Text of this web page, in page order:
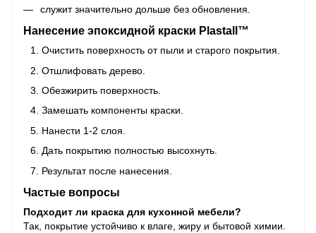
служит значительно дольше без обновления.
Нанесение эпоксидной краски Plastall™
Очистить поверхность от пыли и старого покрытия.
Отшлифовать дерево.
Обезжирить поверхность.
Замешать компоненты краски.
Нанести 1-2 слоя.
Дать покрытию полностью высохнуть.
Результат после нанесения.
Частые вопросы
Подходит ли краска для кухонной мебели?
Так, покрытие устойчиво к влаге, жиру и бытовой химии.